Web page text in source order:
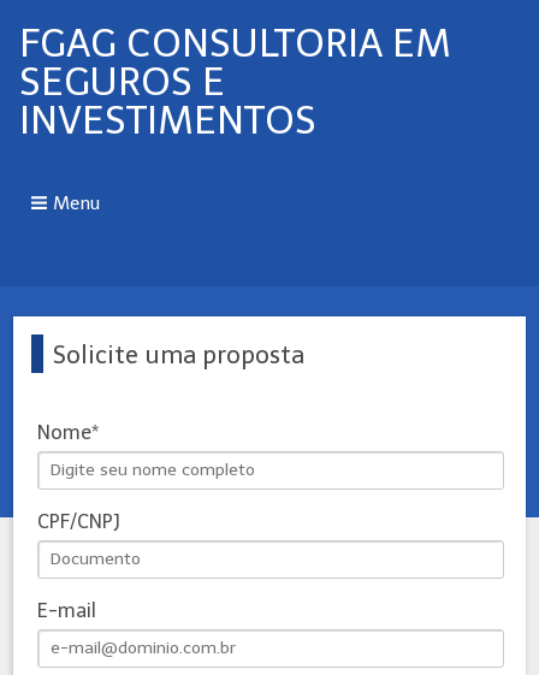
FGAG CONSULTORIA EM
SEGUROS E
INVESTIMENTOS
Menu
Solicite uma proposta
Nome
CPF/CNPJ
E-mail